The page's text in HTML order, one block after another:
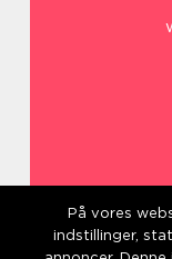
På vores
indstillinger,